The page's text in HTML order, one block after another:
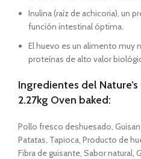
Inulina (raíz de achicoria), un
función intestinal óptima.
El huevo es un alimento
proteínas de alto valor
Ingredientes del
2.27kg Oven baked:
Pollo fresco deshuesado,
Patatas, Tapioca, Producto de
Fibra de guisante, Sabor natural,